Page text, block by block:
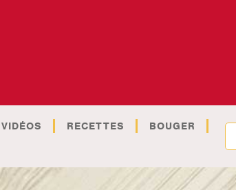
VIDÉOS RECETTES
BOUGER